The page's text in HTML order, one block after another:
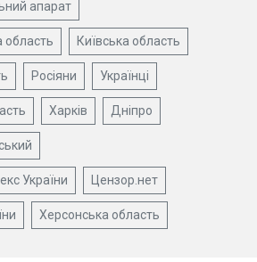
апарат
область Київська область
Росіяни Українці
Харків Дніпро
України Цензор.нет
Херсонська область